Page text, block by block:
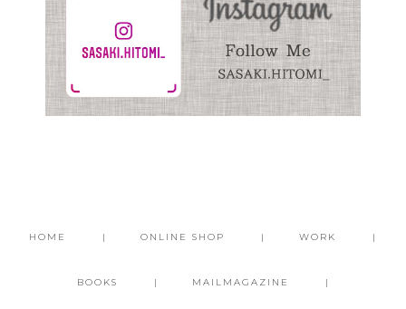
HOME ONLINE SHOP WORK
BOOKS MAILMAGAZINE